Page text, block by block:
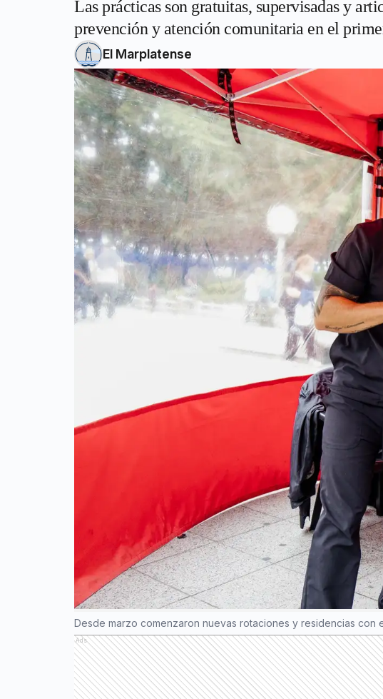
Las prácticas son gratuitas, supervisadas y
prevención y atención comunitaria en el
El Marplatense
Desde marzo comenzaron nuevas rotaciones y residencias con
Ads